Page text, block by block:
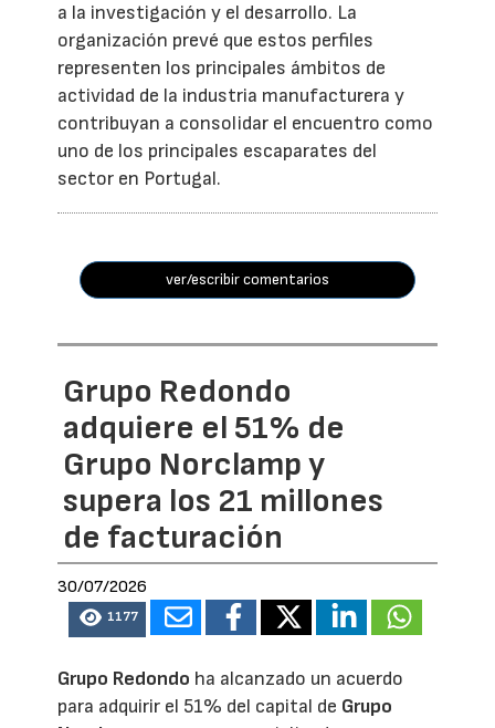
a la investigación y el desarrollo. La
organización prevé que estos perfiles
representen los principales ámbitos de
actividad de la industria manufacturera y
contribuyan a consolidar el encuentro como
uno de los principales escaparates del
sector en Portugal.
ver/escribir comentarios
Grupo Redondo
adquiere el 51% de
Grupo Norclamp y
supera los 21 millones
de facturación
30/07/2026
1177
Grupo Redondo ha alcanzado un acuerdo
para adquirir el 51% del capital de Grupo